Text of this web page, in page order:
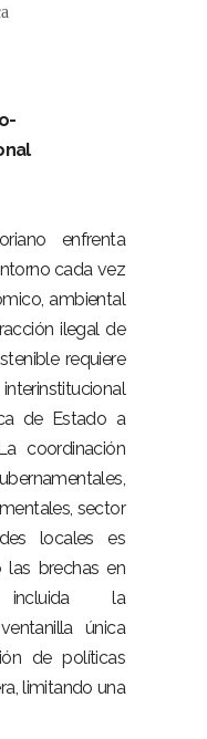
enfrenta
cada vez
ambiental
ilegal de
requiere
de Estado a
coordinación
sector
locales es
las brechas en
incluida la
única
de políticas
limitando una